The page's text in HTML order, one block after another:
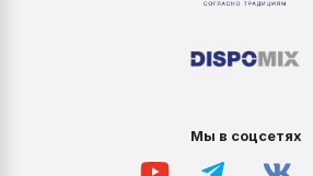
Мы в соцсетях